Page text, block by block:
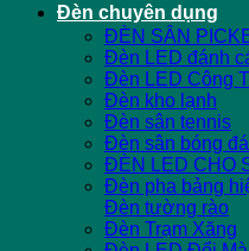
Đèn chuyên dụng
ĐÈN SÂN
Đèn LED đánh
Đèn LED Công
Đèn kho lạnh
Đèn sân tennis
Đèn sân bóng đá
ĐÈN LED CHO
Đèn pha bảng
Đèn tường rào
Đèn Trạm Xăng